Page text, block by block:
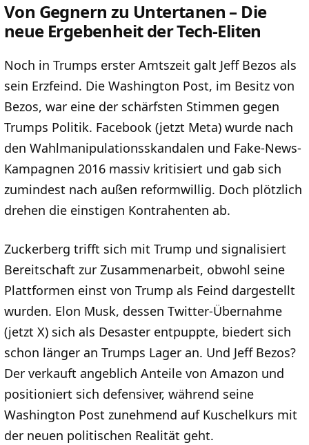
Von Gegnern zu Untertanen – Die
neue Ergebenheit der Tech-Eliten
Noch in Trumps erster Amtszeit galt Jeff Bezos als
sein Erzfeind. Die Washington Post, im Besitz von
Bezos, war eine der schärfsten Stimmen gegen
Trumps Politik. Facebook (jetzt Meta) wurde nach
den Wahlmanipulationsskandalen und Fake-News-
Kampagnen 2016 massiv kritisiert und gab sich
zumindest nach außen reformwillig. Doch plötzlich
drehen die einstigen Kontrahenten ab.
Zuckerberg trifft sich mit Trump und signalisiert
Bereitschaft zur Zusammenarbeit, obwohl seine
Plattformen einst von Trump als Feind dargestellt
wurden. Elon Musk, dessen Twitter-Übernahme
(jetzt X) sich als Desaster entpuppte, biedert sich
schon länger an Trumps Lager an. Und Jeff Bezos?
Der verkauft angeblich Anteile von Amazon und
positioniert sich defensiver, während seine
Washington Post zunehmend auf Kuschelkurs mit
der neuen politischen Realität geht.